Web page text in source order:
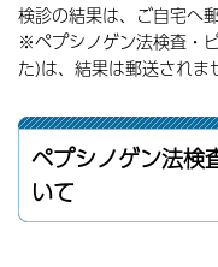
検診の結果は、ご自宅へ
※ペプシノゲン法検査・
た)は、結果は郵送されま
ペプシノゲン法検
いて